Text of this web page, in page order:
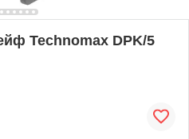
Technomax DPK/5